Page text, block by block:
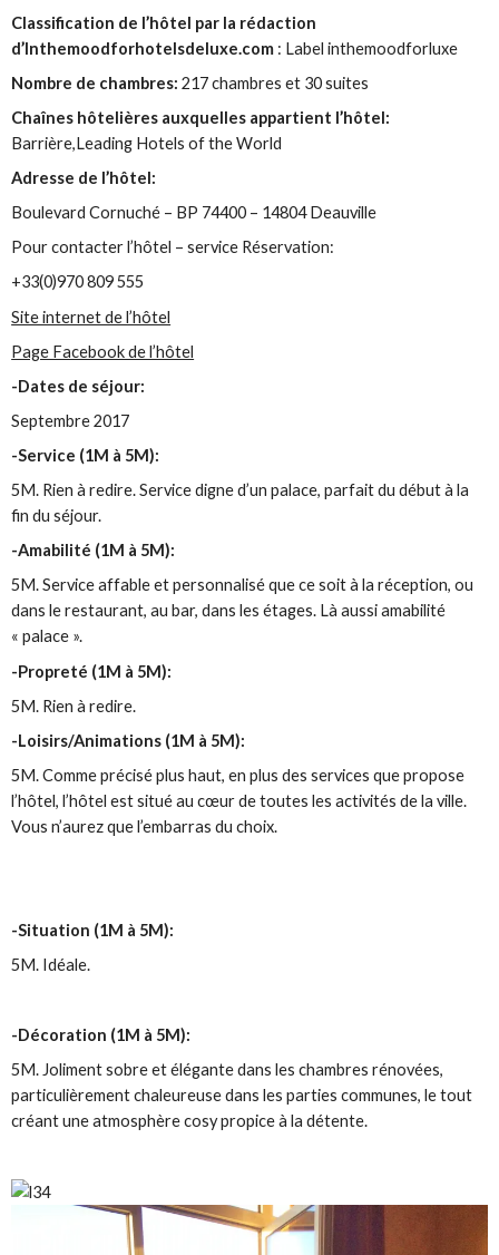
Classification de l’hôtel par la rédaction
d’Inthemoodforhotelsdeluxe.com : Label inthemoodforluxe
Nombre de chambres: 217 chambres et 30 suites
Chaînes hôtelières auxquelles appartient l’hôtel:
Barrière,Leading Hotels of the World
Adresse de l’hôtel:
Boulevard Cornuché – BP 74400 – 14804 Deauville
Pour contacter l’hôtel – service Réservation:
+33(0)970 809 555
Site internet de l’hôtel
Page Facebook de l’hôtel
-Dates de séjour:
Septembre 2017
-Service (1M à 5M):
5M. Rien à redire. Service digne d’un palace, parfait du début à la
fin du séjour.
-Amabilité (1M à 5M):
5M. Service affable et personnalisé que ce soit à la réception, ou
dans le restaurant, au bar, dans les étages. Là aussi amabilité
« palace ».
-Propreté (1M à 5M):
5M. Rien à redire.
-Loisirs/Animations (1M à 5M):
5M. Comme précisé plus haut, en plus des services que propose
l’hôtel, l’hôtel est situé au cœur de toutes les activités de la ville.
Vous n’aurez que l’embarras du choix.
-Situation (1M à 5M):
5M. Idéale.
-Décoration (1M à 5M):
5M. Joliment sobre et élégante dans les chambres rénovées,
particulièrement chaleureuse dans les parties communes, le tout
créant une atmosphère cosy propice à la détente.